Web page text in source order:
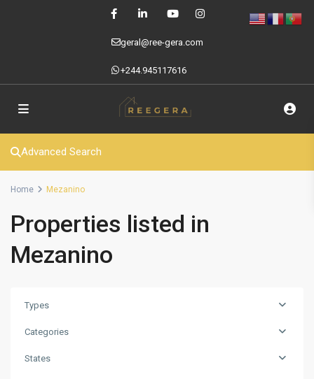
geral@ree-gera.com
+244.945117616
Advanced Search
Home Mezanino
Properties listed in
Mezanino
Types
Categories
States